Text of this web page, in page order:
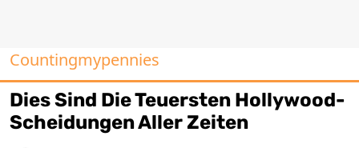
Countingmypennies
Dies Sind Die Teuersten Hollywood-
Scheidungen Aller Zeiten